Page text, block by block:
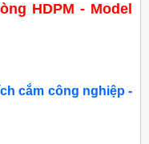
HDPM - Model
cắm công nghiệp -